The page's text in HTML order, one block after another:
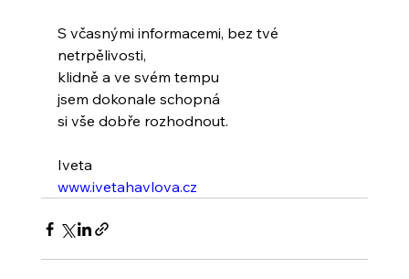
S včasnými informacemi, bez tvé
netrpělivosti,
klidně a ve svém tempu
jsem dokonale schopná
si vše dobře rozhodnout.
Iveta
www.ivetahavlova.cz